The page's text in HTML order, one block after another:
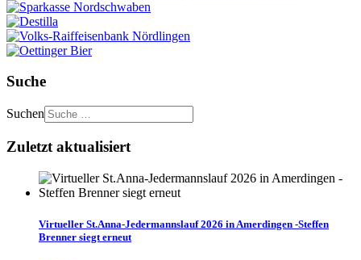
Suche
Suchen
Zuletzt aktualisiert
Virtueller St.Anna-Jedermannslauf 2026 in Amerdingen -Steffen
Brenner siegt erneut